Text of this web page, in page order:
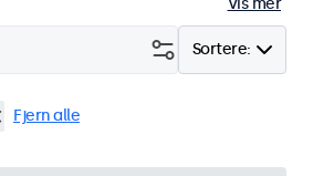
Vis mer
Sortere:
Fjern alle